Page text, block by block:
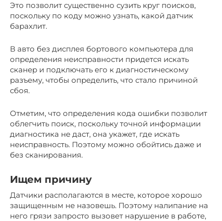
Это позволит существенно сузить круг поисков,
поскольку по коду можно узнать, какой датчик
барахлит.
В авто без дисплея бортового компьютера для
определения неисправности придется искать
сканер и подключать его к диагностическому
разъему, чтобы определить, что стало причиной
сбоя.
Отметим, что определения кода ошибки позволит
облегчить поиск, поскольку точной информации
диагностика не даст, она укажет, где искать
неисправность. Поэтому можно обойтись даже и
без сканирования.
Ищем причину
Датчики располагаются в месте, которое хорошо
защищенным не назовешь. Поэтому налипание на
него грязи запросто вызовет нарушение в работе,